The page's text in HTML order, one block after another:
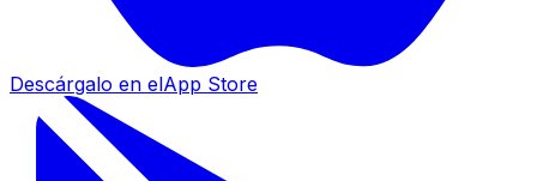
Descárgalo en elApp Store